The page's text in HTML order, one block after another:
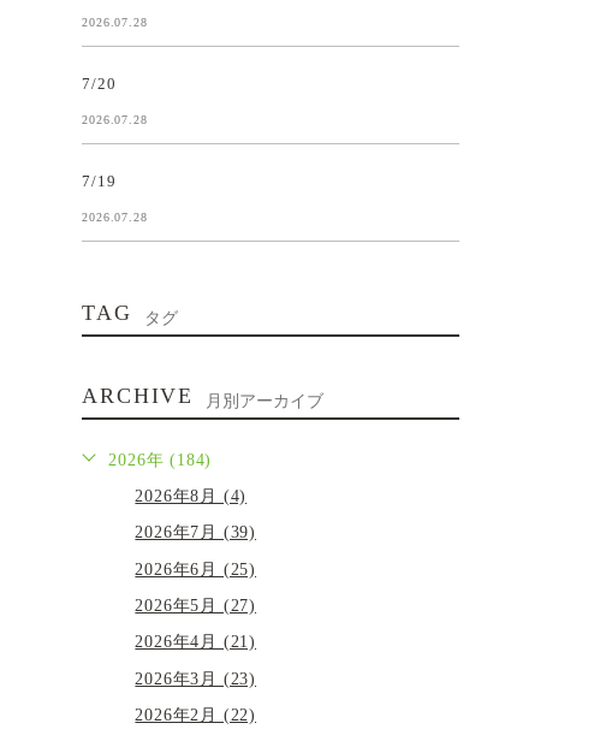
2026.07.28
7/20
2026.07.28
7/19
2026.07.28
TAG タグ
ARCHIVE 月別アーカイブ
2026年 (184)
2026年8月 (4)
2026年7月 (39)
2026年6月 (25)
2026年5月 (27)
2026年4月 (21)
2026年3月 (23)
2026年2月 (22)